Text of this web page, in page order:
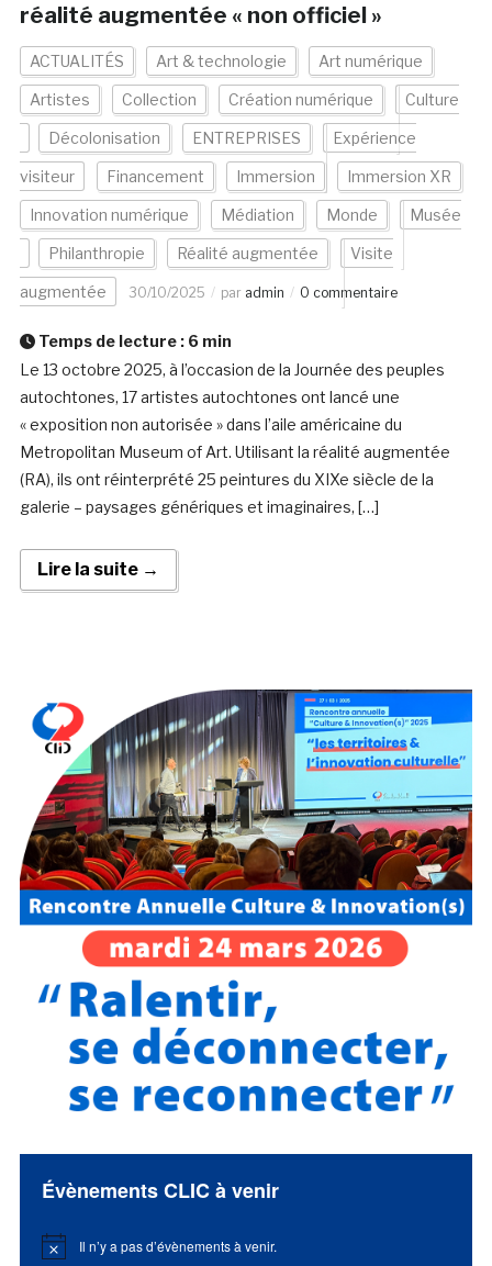
réalité augmentée « non officiel »
ACTUALITÉS Art & technologie Art numérique
Artistes Collection Création numérique Culture
Décolonisation ENTREPRISES Expérience
visiteur Financement Immersion Immersion XR
Innovation numérique Médiation Monde Musée
Philanthropie Réalité augmentée Visite
augmentée 30/10/2025 par admin 0 commentaire
Temps de lecture : 6 min
Le 13 octobre 2025, à l’occasion de la Journée des peuples
autochtones, 17 artistes autochtones ont lancé une
« exposition non autorisée » dans l’aile américaine du
Metropolitan Museum of Art. Utilisant la réalité augmentée
(RA), ils ont réinterprété 25 peintures du XIXe siècle de la
galerie – paysages génériques et imaginaires, […]
Lire la suite →
Évènements CLIC à venir
Notice Il n’y a pas d’évènements à venir.